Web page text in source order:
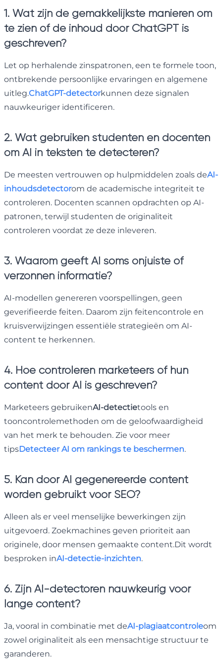
1. Wat zijn de gemakkelijkste manieren om
te zien of de inhoud door ChatGPT is
geschreven?
Let op herhalende zinspatronen, een te formele toon,
ontbrekende persoonlijke ervaringen en algemene
uitleg.ChatGPT-detectorkunnen deze signalen
nauwkeuriger identificeren.
2. Wat gebruiken studenten en docenten
om AI in teksten te detecteren?
De meesten vertrouwen op hulpmiddelen zoals deAI-
inhoudsdetectorom de academische integriteit te
controleren. Docenten scannen opdrachten op AI-
patronen, terwijl studenten de originaliteit
controleren voordat ze deze inleveren.
3. Waarom geeft AI soms onjuiste of
verzonnen informatie?
AI-modellen genereren voorspellingen, geen
geverifieerde feiten. Daarom zijn feitencontrole en
kruisverwijzingen essentiële strategieën om AI-
content te herkennen.
4. Hoe controleren marketeers of hun
content door AI is geschreven?
Marketeers gebruikenAI-detectietools en
tooncontrolemethoden om de geloofwaardigheid
van het merk te behouden. Zie voor meer
tipsDetecteer AI om rankings te beschermen.
5. Kan door AI gegenereerde content
worden gebruikt voor SEO?
Alleen als er veel menselijke bewerkingen zijn
uitgevoerd. Zoekmachines geven prioriteit aan
originele, door mensen gemaakte content.Dit wordt
besproken inAI-detectie-inzichten.
6. Zijn AI-detectoren nauwkeurig voor
lange content?
Ja, vooral in combinatie met deAI-plagiaatcontroleom
zowel originaliteit als een mensachtige structuur te
garanderen.